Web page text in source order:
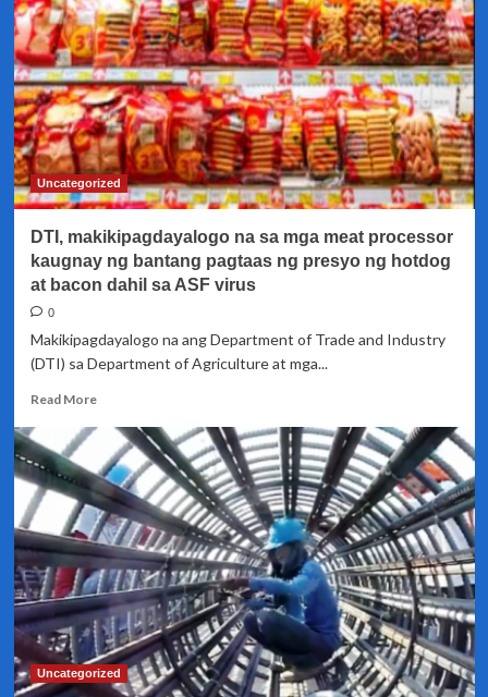
sa
mga
negosyante
na
magsasamantala
ngayong
Undas
ng
mga
Katoliko
Uncategorized
DTI, makikipagdayalogo na sa mga meat processor
kaugnay ng bantang pagtaas ng presyo ng hotdog
at bacon dahil sa ASF virus
0
Makikipagdayalogo na ang Department of Trade and Industry
(DTI) sa Department of Agriculture at mga...
Read MoreRead
about
DTI,
makikipagdayalogo
na
sa
mga
meat
processor
kaugnay
ng
bantang
pagtaas
ng
Uncategorized